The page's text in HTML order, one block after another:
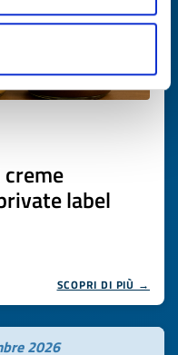
label
SCOPRI DI PIÙ →
2026